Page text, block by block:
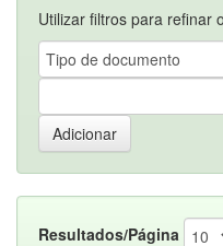
Utilizar filtros para refinar
Resultados/Página